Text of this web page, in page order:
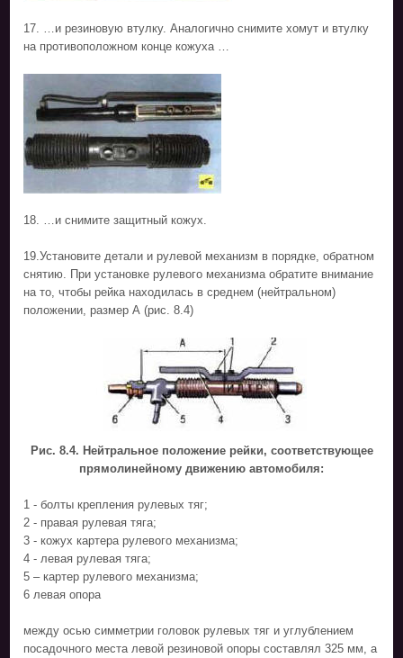
17. …и резиновую втулку. Аналогично снимите хомут и втулку
на противоположном конце кожуха …
18. …и снимите защитный кожух.
19.Установите детали и рулевой механизм в порядке, обратном
снятию. При установке рулевого механизма обратите внимание
на то, чтобы рейка находилась в среднем (нейтральном)
положении, размер А (рис. 8.4)
Рис. 8.4. Нейтральное положение рейки, соответствующее
прямолинейному движению автомобиля:
1 - болты крепления рулевых тяг;
2 - правая рулевая тяга;
3 - кожух картера рулевого механизма;
4 - левая рулевая тяга;
5 – картер рулевого механизма;
6 левая опора
между осью симметрии головок рулевых тяг и углублением
посадочного места левой резиновой опоры составлял 325 мм, а